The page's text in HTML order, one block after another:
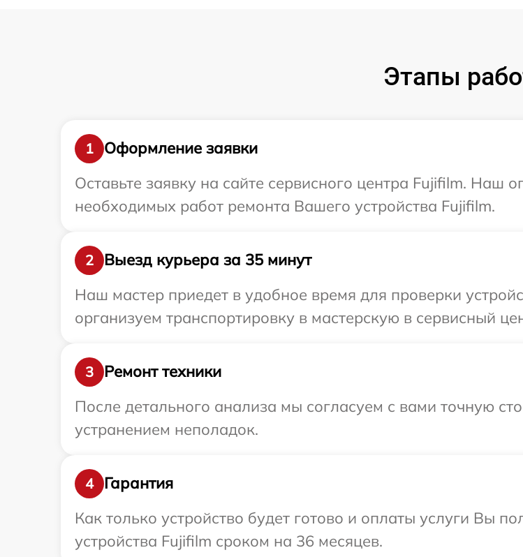
Этапы
1
Оформление заявки
Оставьте заявку на сайте сервисного центра Fujifilm. Наш
необходимых работ ремонта Вашего устройства Fujifilm.
2
Выезд курьера за 35 минут
Наш мастер приедет в удобное время для проверки
организуем транспортировку в мастерскую в сервисный
3
Ремонт техники
После детального анализа мы согласуем с вами точную
устранением неполадок.
4
Гарантия
Как только устройство будет готово и оплаты услуги Вы
устройства Fujifilm сроком на 36 месяцев.